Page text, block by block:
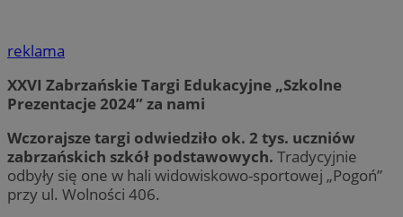
reklama
XXVI Zabrzańskie Targi Edukacyjne „Szkolne
Prezentacje 2024” za nami
Wczorajsze targi odwiedziło ok. 2 tys. uczniów
zabrzańskich szkół podstawowych. Tradycyjnie
odbyły się one w hali widowiskowo-sportowej „Pogoń”
przy ul. Wolności 406.